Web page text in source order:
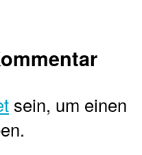
sein, um einen